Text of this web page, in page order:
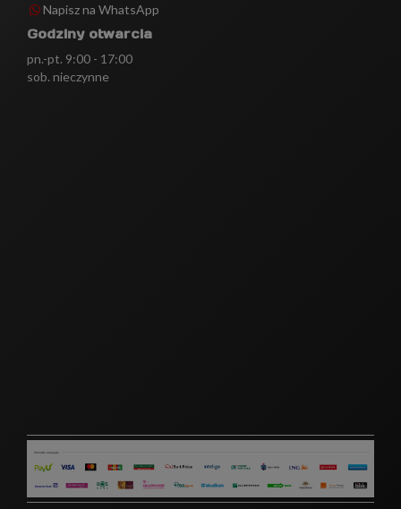
Napisz na WhatsApp
Godziny otwarcia
pn.-pt. 9:00 - 17:00
sob. nieczynne